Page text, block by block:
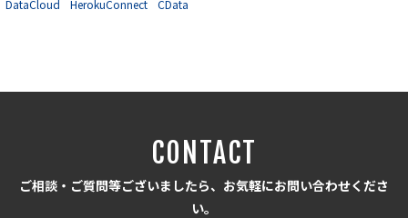
DataCloud
HerokuConnect CData
CONTACT
ご相談・ご質問等ございましたら、お気軽にお問い合わせくださ
い。